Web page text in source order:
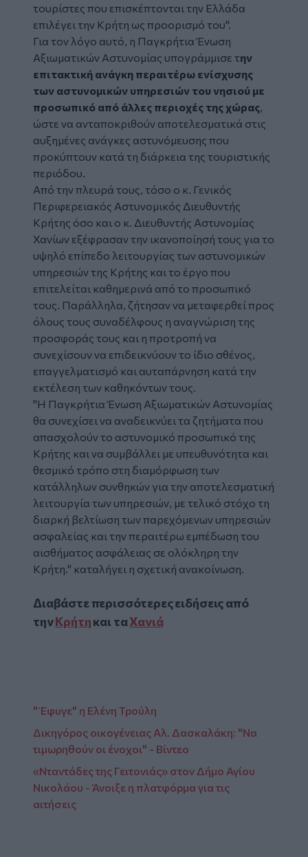
τουρίστες που επισκέπτονται την Ελλάδα
επιλέγει την Κρήτη ως προορισμό του".
Για τον λόγο αυτό, η Παγκρήτια Ένωση
Αξιωματικών Αστυνομίας υπογράμμισε την
επιτακτική ανάγκη περαιτέρω ενίσχυσης
των αστυνομικών υπηρεσιών του νησιού με
προσωπικό από άλλες περιοχές της χώρας,
ώστε να ανταποκριθούν αποτελεσματικά στις
αυξημένες ανάγκες αστυνόμευσης που
προκύπτουν κατά τη διάρκεια της τουριστικής
περιόδου.
Από την πλευρά τους, τόσο ο κ. Γενικός
Περιφερειακός Αστυνομικός Διευθυντής
Κρήτης όσο και ο κ. Διευθυντής Αστυνομίας
Χανίων εξέφρασαν την ικανοποίησή τους για το
υψηλό επίπεδο λειτουργίας των αστυνομικών
υπηρεσιών της Κρήτης και το έργο που
επιτελείται καθημερινά από το προσωπικό
τους. Παράλληλα, ζήτησαν να μεταφερθεί προς
όλους τους συναδέλφους η αναγνώριση της
προσφοράς τους και η προτροπή να
συνεχίσουν να επιδεικνύουν το ίδιο σθένος,
επαγγελματισμό και αυταπάρνηση κατά την
εκτέλεση των καθηκόντων τους.
"Η Παγκρήτια Ένωση Αξιωματικών Αστυνομίας
θα συνεχίσει να αναδεικνύει τα ζητήματα που
απασχολούν το αστυνομικό προσωπικό της
Κρήτης και να συμβάλλει με υπευθυνότητα και
θεσμικό τρόπο στη διαμόρφωση των
κατάλληλων συνθηκών για την αποτελεσματική
λειτουργία των υπηρεσιών, με τελικό στόχο τη
διαρκή βελτίωση των παρεχόμενων υπηρεσιών
ασφαλείας και την περαιτέρω εμπέδωση του
αισθήματος ασφάλειας σε ολόκληρη την
Κρήτη." καταλήγει η σχετική ανακοίνωση.
Διαβάστε περισσότερες ειδήσεις από
τηνΚρήτηκαι ταΧανιά
" Έφυγε" η Ελένη Τρούλη
Δικηγόρος οικογένειας Αλ. Δασκαλάκη: "Να
τιμωρηθούν οι ένοχοι" - Βίντεο
«Νταντάδες της Γειτονιάς» στον Δήμο Αγίου
Νικολάου - Άνοιξε η πλατφόρμα για τις
αιτήσεις